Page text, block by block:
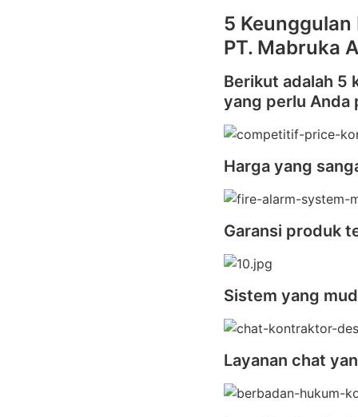
5
PT. Mabruka
Berikut adalah 5
yang perlu Anda
Harga yang
Garansi produk
Sistem yang
Layanan chat